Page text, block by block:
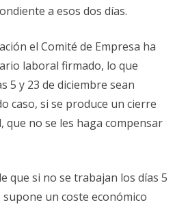
a esos dos días.
el Comité de Empresa ha
laboral firmado, lo que
5 y 23 de diciembre sean
caso, si se produce un cierre
que no se les haga compensar
que si no se trabajan los días 5
supone un coste económico